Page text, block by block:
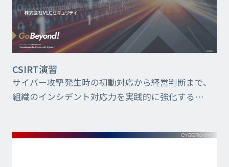
CSIRT演習
サイバー攻撃発生時の初動対応から経営判断まで、
組織のインシデント対応力を実践的に強化する